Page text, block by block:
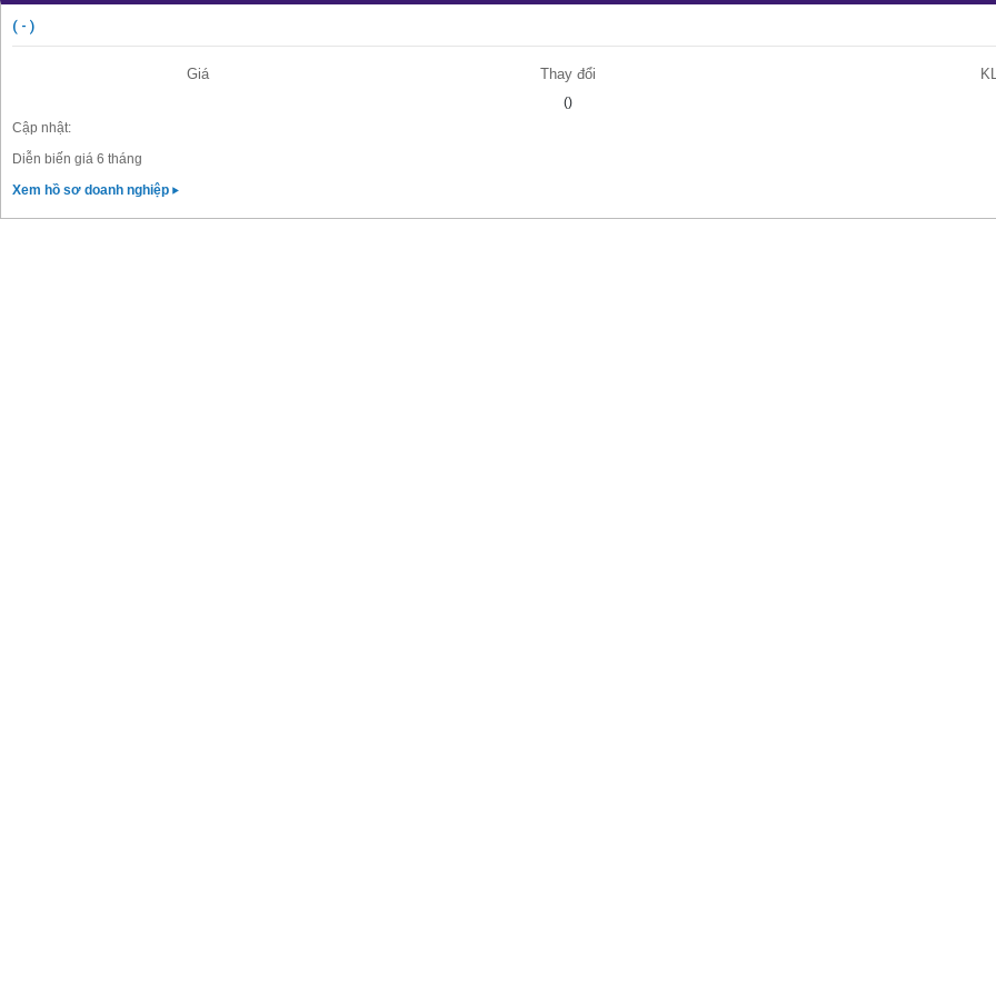
( - )
Giá Thay đổi
()
Cập nhật:
Diễn biến giá 6 tháng
Xem hồ sơ doanh nghiệp